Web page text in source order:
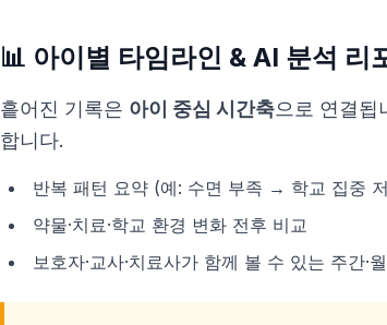
📊 아이별 타임라인 & AI 분석 리
흩어진 기록은 아이 중심 시간축으로 연결됩
합니다.
반복 패턴 요약 (예: 수면 부족 → 학교 집중
약물·치료·학교 환경 변화 전후 비교
보호자·교사·치료사가 함께 볼 수 있는 주간·